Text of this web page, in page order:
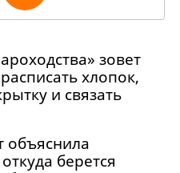
зовет
хлопок,
и связать
объяснила
берется